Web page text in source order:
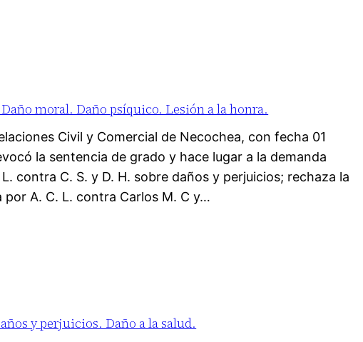
moral. Daño psíquico. Lesión a la honra.
Civil y Comercial de Necochea, con fecha 01
la sentencia de grado y hace lugar a la demanda
contra C. S. y D. H. sobre daños y perjuicios; rechaza la
por A. C. L. contra Carlos M. C y…
y perjuicios. Daño a la salud.